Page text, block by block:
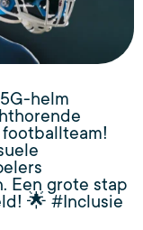
helm
Een grote stap
🌟 #Inclusie